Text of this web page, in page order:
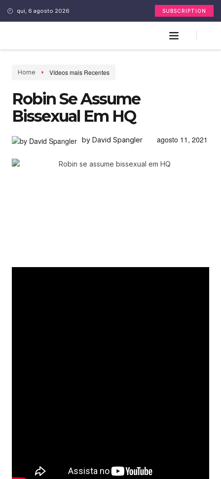
qui, 6 agosto 2026 SUBSCRIPTION
Home Vídeos mais Recentes
Robin Se Assume
Bissexual Em HQ
by David Spangler agosto 11, 2021